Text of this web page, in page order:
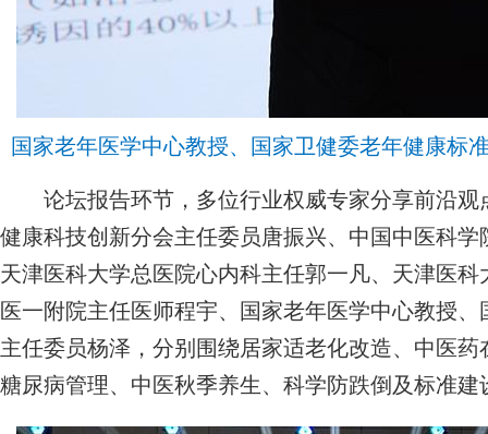
国家老年医学中心教授、国家卫健委老年健康标
论坛报告环节，多位行业权威专家分享前沿观
健康科技创新分会主任委员唐振兴、中国中医科
天津医科大学总医院心内科主任郭一凡、天津医
医一附院主任医师程宇、国家老年医学中心教授
主任委员杨泽，分别围绕居家适老化改造、中医
糖尿病管理、中医秋季养生、科学防跌倒及标准